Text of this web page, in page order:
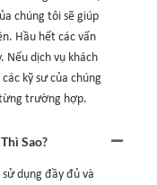
chúng tôi sẽ giúp
Hầu hết các vấn
Nếu dịch vụ khách
kỹ sư của chúng
trường hợp.
Sao?
dụng đầy đủ và